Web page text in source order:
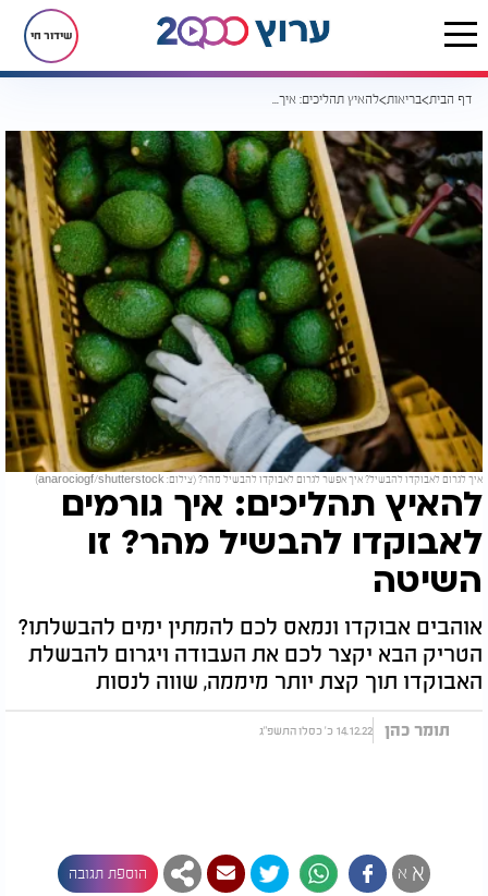
שידור חי
דף הבית בריאות להאיץ תהליכים: איך גורמים לאבוקדו להבשיל מהר? זו השיטה
איך לגרום לאבוקדו להבשיל? איך אפשר לגרום לאבוקדו להבשיל מהר? (צילום: anarociogf/shutterstock)
להאיץ תהליכים: איך גורמים
לאבוקדו להבשיל מהר? זו
השיטה
אוהבים אבוקדו ונמאס לכם להמתין ימים להבשלתו?
הטריק הבא יקצר לכם את העבודה ויגרום להבשלת
האבוקדו תוך קצת יותר מיממה, שווה לנסות
תומר כהן 14.12.22 כ' כסלו התשפ"ג
א א הוספת תגובה